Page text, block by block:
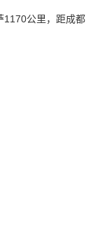
1170公里，距成都